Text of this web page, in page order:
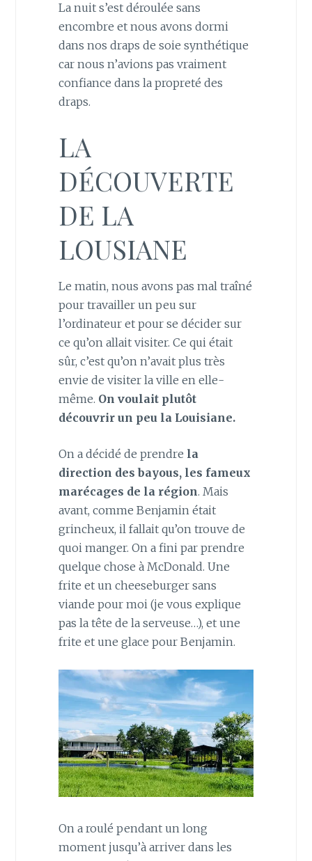
La nuit s’est déroulée sans
encombre et nous avons dormi
dans nos draps de soie synthétique
car nous n’avions pas vraiment
confiance dans la propreté des
draps.
LA
DÉCOUVERTE
DE LA
LOUSIANE
Le matin, nous avons pas mal traîné
pour travailler un peu sur
l’ordinateur et pour se décider sur
ce qu’on allait visiter. Ce qui était
sûr, c’est qu’on n’avait plus très
envie de visiter la ville en elle-
même. On voulait plutôt
découvrir un peu la Louisiane.
On a décidé de prendre la
direction des bayous, les fameux
marécages de la région. Mais
avant, comme Benjamin était
grincheux, il fallait qu’on trouve de
quoi manger. On a fini par prendre
quelque chose à McDonald. Une
frite et un cheeseburger sans
viande pour moi (je vous explique
pas la tête de la serveuse…), et une
frite et une glace pour Benjamin.
On a roulé pendant un long
moment jusqu’à arriver dans les